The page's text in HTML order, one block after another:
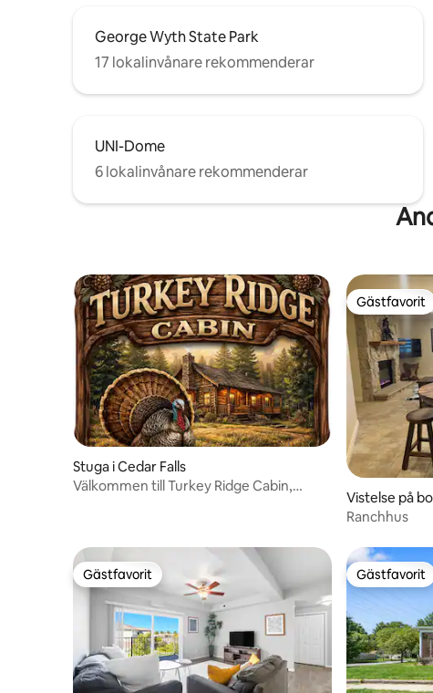
George Wyth State Park
17 lokalinvånare rekommenderar
UNI-Dome
6 lokalinvånare rekommenderar
Stuga i Cedar Falls
Välkommen till Turkey Ridge Cabin,
Gästfavorit
Gästfavorit
Vistelse på
Ranchhus
Gästfavorit
Gästfavorit Gästfavorit
Gästfavorit